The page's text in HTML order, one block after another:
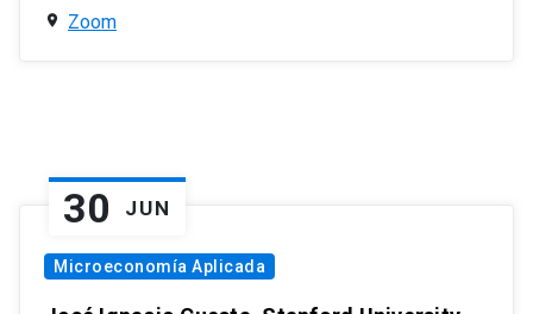
Zoom
30 JUN
Microeconomía Aplicada